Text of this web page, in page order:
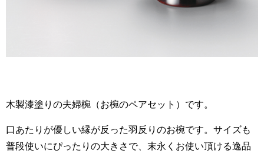
木製漆塗りの夫婦椀（お椀のペアセット）です。
口あたりが優しい縁が反った羽反りのお椀です。サイズも
普段使いにぴったりの大きさで、末永くお使い頂ける逸品